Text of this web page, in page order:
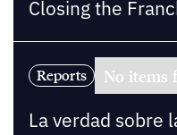
Closing the
Reports No items
La verdad sobre